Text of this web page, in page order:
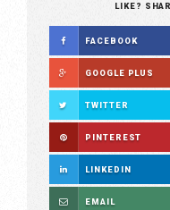
LIKE?
FACEBOOK
GOOGLE PLUS
TWITTER
PINTEREST
LINKEDIN
EMAIL